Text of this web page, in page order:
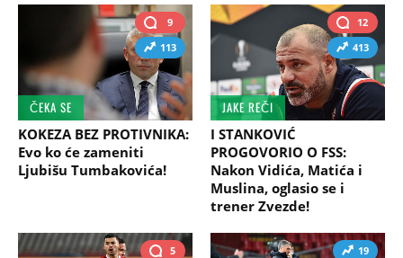
9
113
ČEKA SE
KOKEZA BEZ PROTIVNIKA:
Evo ko će zameniti
Ljubišu Tumbakovića!
12
413
JAKE REČI
I STANKOVIĆ
PROGOVORIO O FSS:
Nakon Vidića, Matića i
Muslina, oglasio se i
trener Zvezde!
5
19